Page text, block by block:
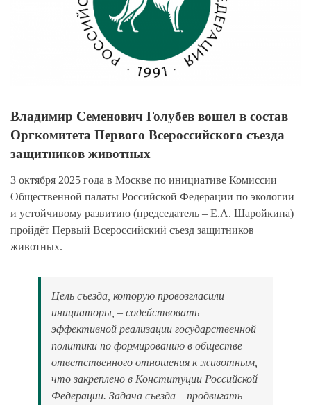
Владимир Семенович Голубев вошел в состав
Оргкомитета Первого Всероссийского съезда
защитников животных
3 октября 2025 года в Москве по инициативе Комиссии
Общественной палаты Российской Федерации по экологии
и устойчивому развитию (председатель – Е.А. Шаройкина)
пройдёт Первый Всероссийский съезд защитников
животных.
Цель съезда, которую провозгласили
инициаторы, – содействовать
эффективной реализации государственной
политики по формированию в обществе
ответственного отношения к животным,
что закреплено в Конституции Российской
Федерации. Задача съезда – продвигать